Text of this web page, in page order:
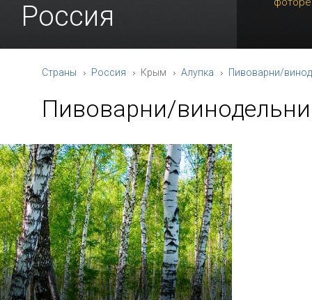
Россия
Страны Россия Крым Алупка Пивоварни/
Пивоварни/винодельни